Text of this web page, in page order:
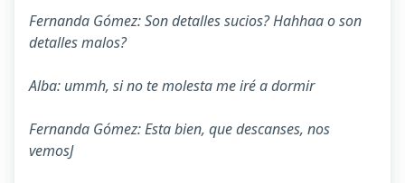
Fernanda Gómez: Son detalles sucios? Hahhaa o son
detalles malos?
Alba: ummh, si no te molesta me iré a dormir
Fernanda Gómez: Esta bien, que descanses, nos
vemosJ